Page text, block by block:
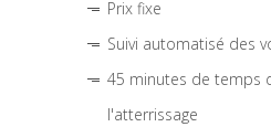
Prix fixe
Suivi automatisé des
45 minutes de temps
l'atterrissage